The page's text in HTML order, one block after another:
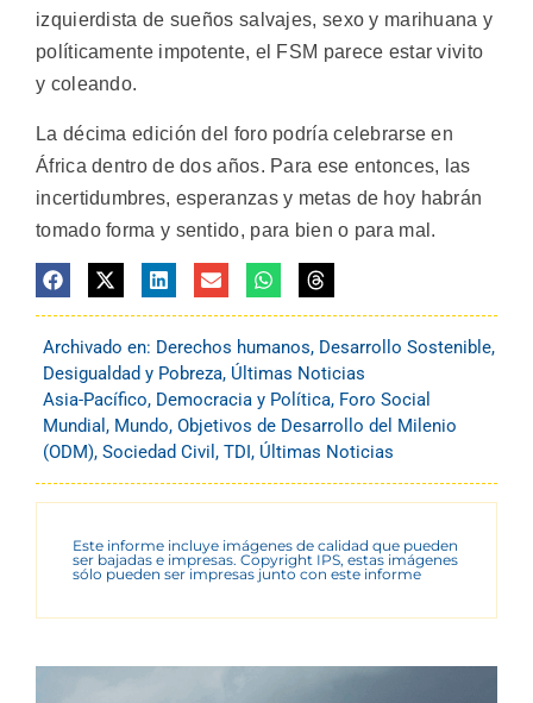
izquierdista de sueños salvajes, sexo y marihuana y
políticamente impotente, el FSM parece estar vivito
y coleando.
La décima edición del foro podría celebrarse en
África dentro de dos años. Para ese entonces, las
incertidumbres, esperanzas y metas de hoy habrán
tomado forma y sentido, para bien o para mal.
Archivado en: Derechos humanos, Desarrollo Sostenible,
Desigualdad y Pobreza, Últimas Noticias
Asia-Pacífico, Democracia y Política, Foro Social
Mundial , Mundo, Objetivos de Desarrollo del Milenio
(ODM), Sociedad Civil , TDI, Últimas Noticias
Este informe incluye imágenes de calidad que pueden
ser bajadas e impresas. Copyright IPS, estas imágenes
sólo pueden ser impresas junto con este informe